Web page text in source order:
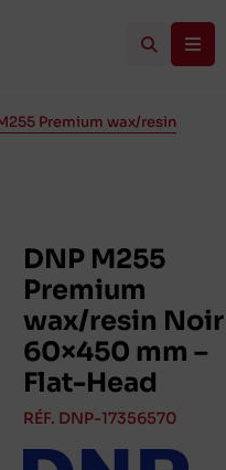
Premium wax/resin
DNP M255
Premium
wax/resin Noir
60×450 mm –
Flat-Head
RÉF. DNP-17356570